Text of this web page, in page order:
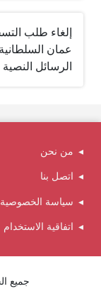
إلغاء طلب
عمان
الرسائل النصية
من نحن
اتصل بنا
سياسة الخصوصية
اتفاقية الاستخدام
جميع